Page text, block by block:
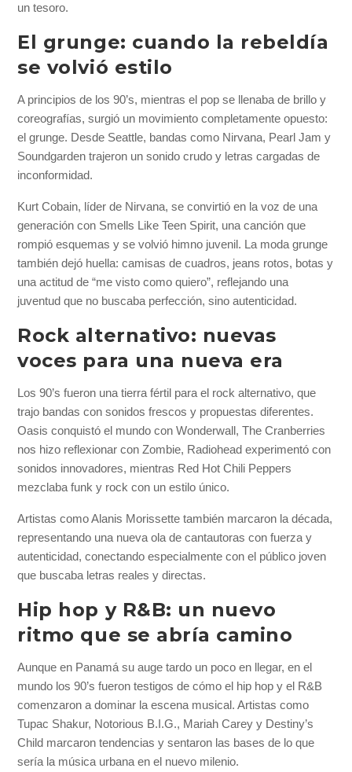
un tesoro.
El grunge: cuando la rebeldía
se volvió estilo
A principios de los 90’s, mientras el pop se llenaba de brillo y
coreografías, surgió un movimiento completamente opuesto:
el grunge. Desde Seattle, bandas como Nirvana, Pearl Jam y
Soundgarden trajeron un sonido crudo y letras cargadas de
inconformidad.
Kurt Cobain, líder de Nirvana, se convirtió en la voz de una
generación con Smells Like Teen Spirit, una canción que
rompió esquemas y se volvió himno juvenil. La moda grunge
también dejó huella: camisas de cuadros, jeans rotos, botas y
una actitud de “me visto como quiero”, reflejando una
juventud que no buscaba perfección, sino autenticidad.
Rock alternativo: nuevas
voces para una nueva era
Los 90’s fueron una tierra fértil para el rock alternativo, que
trajo bandas con sonidos frescos y propuestas diferentes.
Oasis conquistó el mundo con Wonderwall, The Cranberries
nos hizo reflexionar con Zombie, Radiohead experimentó con
sonidos innovadores, mientras Red Hot Chili Peppers
mezclaba funk y rock con un estilo único.
Artistas como Alanis Morissette también marcaron la década,
representando una nueva ola de cantautoras con fuerza y
autenticidad, conectando especialmente con el público joven
que buscaba letras reales y directas.
Hip hop y R&B: un nuevo
ritmo que se abría camino
Aunque en Panamá su auge tardo un poco en llegar, en el
mundo los 90’s fueron testigos de cómo el hip hop y el R&B
comenzaron a dominar la escena musical. Artistas como
Tupac Shakur, Notorious B.I.G., Mariah Carey y Destiny’s
Child marcaron tendencias y sentaron las bases de lo que
sería la música urbana en el nuevo milenio.